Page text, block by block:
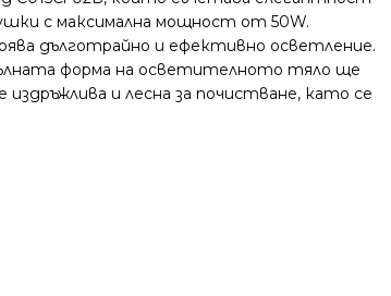
с максимална мощност от 50W.
дълготрайно и ефективно осветление.
форма на осветителното тяло ще
и лесна за почистване, като се